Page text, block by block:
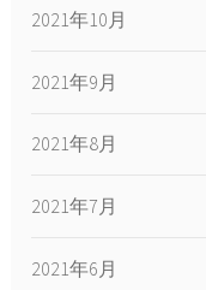
2021年10月
2021年9月
2021年8月
2021年7月
2021年6月